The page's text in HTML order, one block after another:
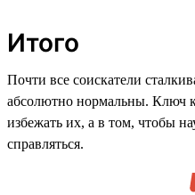
Итого
Почти все соискатели
абсолютно нормальны. Ключ
избежать их, а в том, чтобы
справляться.